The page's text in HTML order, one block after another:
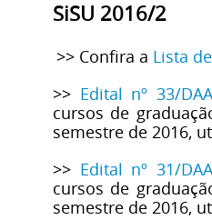
SiSU 2016/2
>> Confira a Lista
>> Edital nº 33/
cursos de
semestre de 2016,
>> Edital nº 31/
cursos de
semestre de 2016,